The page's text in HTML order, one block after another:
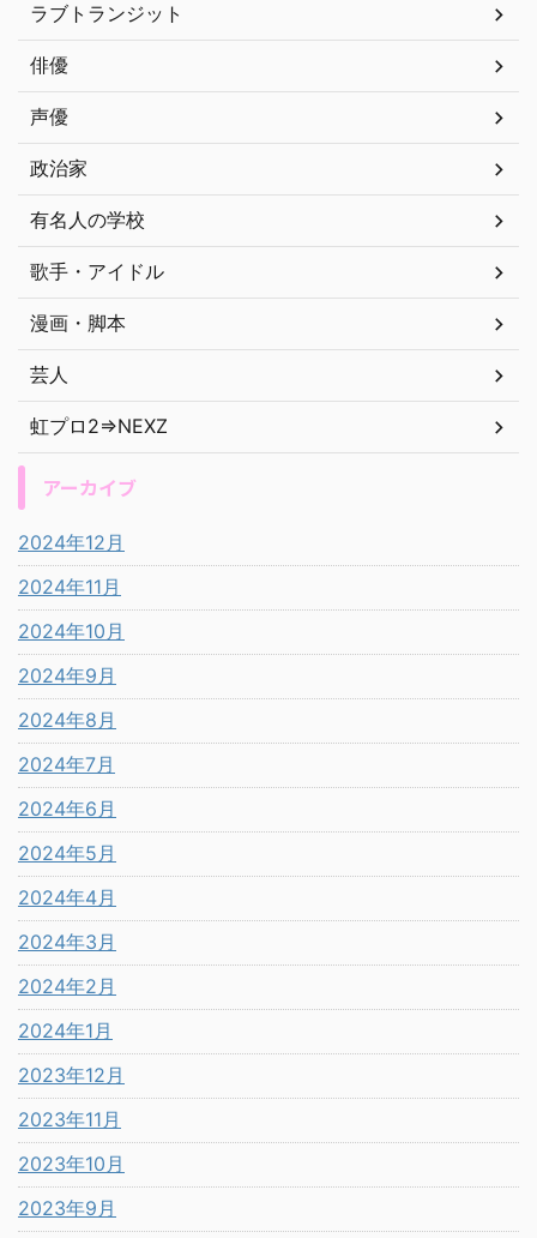
ラブトランジット
俳優
声優
政治家
有名人の学校
歌手・アイドル
漫画・脚本
芸人
虹プロ2⇒NEXZ
アーカイブ
2024年12月
2024年11月
2024年10月
2024年9月
2024年8月
2024年7月
2024年6月
2024年5月
2024年4月
2024年3月
2024年2月
2024年1月
2023年12月
2023年11月
2023年10月
2023年9月